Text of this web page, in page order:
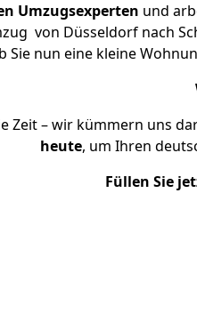
Umzugsexperten und
von Düsseldorf nach
Sie nun eine kleine
Zeit – wir kümmern uns
heute, um Ihren
Füllen Sie